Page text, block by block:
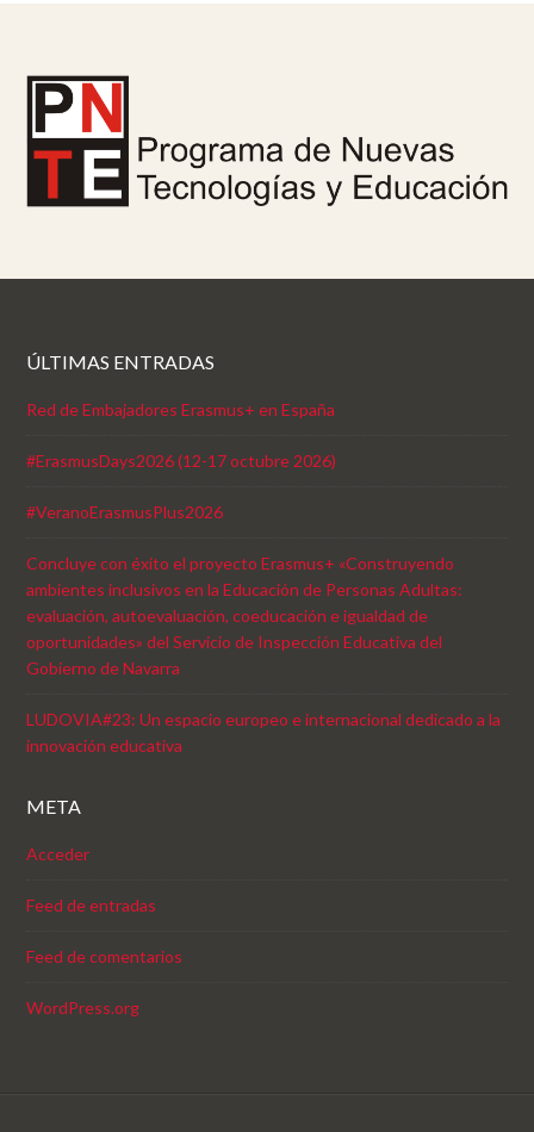
ÚLTIMAS ENTRADAS
Red de Embajadores Erasmus+ en España
#ErasmusDays2026 (12-17 octubre 2026)
#VeranoErasmusPlus2026
Concluye con éxito el proyecto Erasmus+ «Construyendo
ambientes inclusivos en la Educación de Personas Adultas:
evaluación, autoevaluación, coeducación e igualdad de
oportunidades» del Servicio de Inspección Educativa del
Gobierno de Navarra
LUDOVIA#23: Un espacio europeo e internacional dedicado a la
innovación educativa
META
Acceder
Feed de entradas
Feed de comentarios
WordPress.org